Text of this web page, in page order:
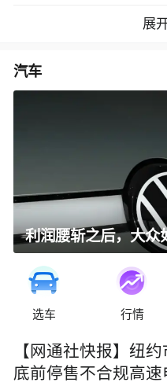
展
汽车
选车 行情
【网通社快报】纽
底前停售不合规高速